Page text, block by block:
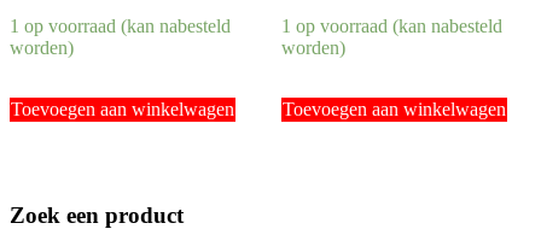
1 op voorraad (kan nabesteld
worden)
Toevoegen aan winkelwagen
1 op voorraad (kan nabesteld
worden)
Toevoegen aan winkelwagen
Zoek een product